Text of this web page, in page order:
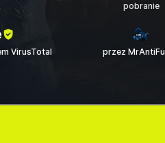
pobranie
VirusTotal przez